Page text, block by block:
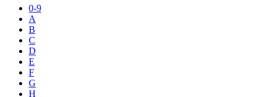
0-9
A
B
C
D
E
F
G
H